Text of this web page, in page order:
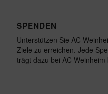
SPENDEN
Unterstützen Sie AC
Ziele zu erreichen. Jede
trägt dazu bei AC